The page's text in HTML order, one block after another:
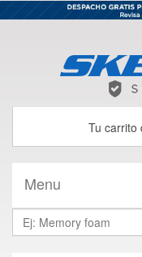
Tu carrito
Menu